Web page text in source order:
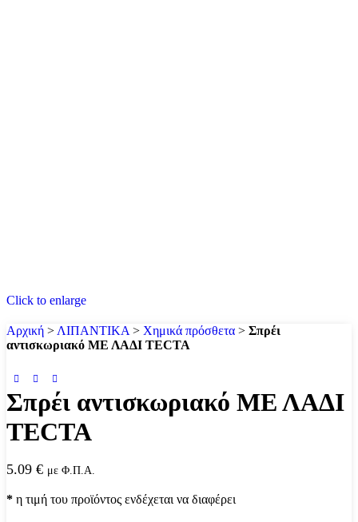
Click to enlarge
Αρχική > ΛΙΠΑΝΤΙΚΑ > Χημικά πρόσθετα > Σπρέι
αντισκωριακό ΜΕ ΛΑΔΙ TECTA
Σπρέι αντισκωριακό ΜΕ ΛΑΔΙ
TECTA
5.09 € με Φ.Π.Α.
* η τιμή του προϊόντος ενδέχεται να διαφέρει